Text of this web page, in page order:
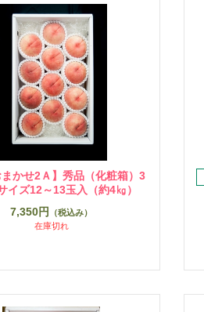
かせ2Ａ】秀品（化粧箱）3
イズ12～13玉入（約4㎏）
7,350円
（税込み）
在庫切れ